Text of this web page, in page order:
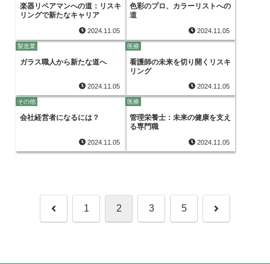
楽器リペアマンへの道：リスキ
リングで新たなキャリア
2024.11.05
色彩のプロ、カラーリストへの
道
2024.11.05
製造業
ガラス職人から新たな道へ
2024.11.05
医療
看護師の未来を切り開くリスキ
リング
2024.11.05
その他
会社経営者になるには？
2024.11.05
医療
管理栄養士：未来の健康を支え
る専門職
2024.11.05
前 1 2 3 5 次